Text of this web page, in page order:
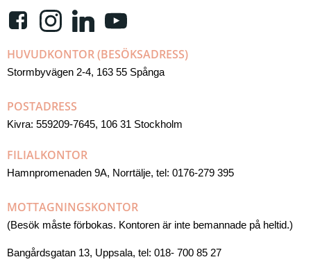
HUVUDKONTOR (BESÖKSADRESS)
Stormbyvägen 2-4, 163 55 Spånga
POSTADRESS
Kivra: 559209-7645, 106 31 Stockholm
FILIALKONTOR
Hamnpromenaden 9A, Norrtälje, tel: 0176-279 395
MOTTAGNINGSKONTOR
(Besök måste förbokas. Kontoren är inte bemannade på heltid.)
Bangårdsgatan 13, Uppsala, tel: 018- 700 85 27